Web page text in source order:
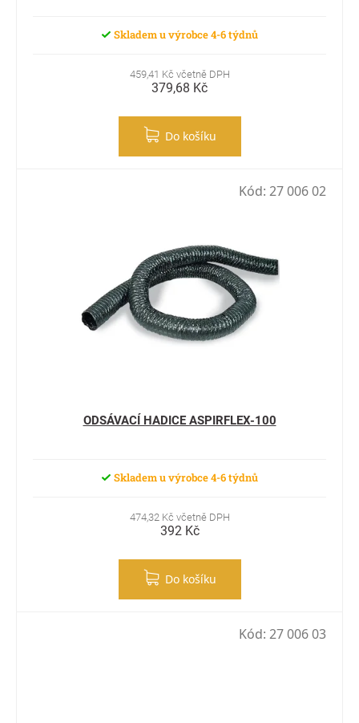
Skladem u výrobce 4-6 týdnů
459,41 Kč včetně DPH
379,68 Kč
Do košíku
ODSÁVACÍ HADICE ASPIRFLEX-100
Skladem u výrobce 4-6 týdnů
474,32 Kč včetně DPH
392 Kč
Do košíku
Kód: 27 006 02
Kód: 27 006 03